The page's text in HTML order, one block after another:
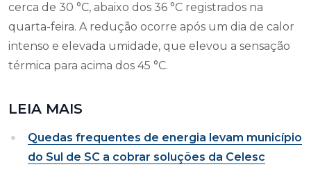
cerca de 30 °C, abaixo dos 36 °C registrados na
quarta-feira. A redução ocorre após um dia de calor
intenso e elevada umidade, que elevou a sensação
térmica para acima dos 45 °C.
LEIA MAIS
Quedas frequentes de energia levam município
do Sul de SC a cobrar soluções da Celesc